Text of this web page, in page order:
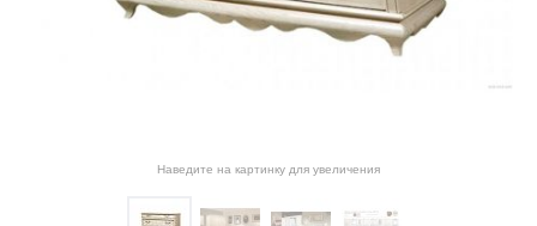
Наведите на картинку для увеличения